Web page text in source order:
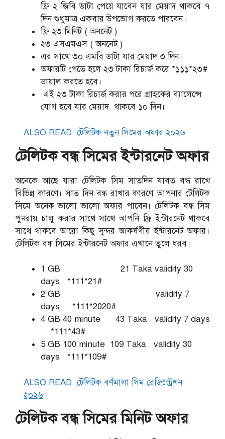
ফ্রি ২ জিবি ডাটা পেয়ে যাবেন যার মেয়াদ থাকবে ৭
দিন শুধুমাত্র একবার উপভোগ করতে পারবেন।
ফ্রি ২৩ মিনিট ( অননেট )
২৩ এসএমএস ( অননেট )
এর সাথে ৩০ এমবি ডাটা যার মেয়াদ ৩ দিন।
অফারটি পেতে হলে ২৩ টাকা রিচার্জ করে *১১১*২৩#
ডায়াল করতে হবে।
এই ২৩ টাকা রিচার্জ করার পরে গ্রাহকের ব্যালেন্সে
যোগ হবে যার মেয়াদ থাকবে ১০ দিন।
ALSO READ টেলিটক নতুন সিমের অফার ২০২৬
টেলিটক বন্ধ সিমের ইন্টারনেট অফার
অনেকে আছে যারা টেলিটক সিম সাতদিন যাবত বন্ধ রাখে
বিভিন্ন কারণে। সাত দিন বন্ধ রাখার কারণে আপনার টেলিটক
সিমে অনেক ভালো ভালো অফার পাবেন। টেলিটক বন্ধ সিম
পুনরায় চালু করার সাথে সাথে আপনি ফ্রি ইন্টারনেট থাকবে
সাথে থাকবে আরো কিছু সুন্দর আকর্ষণীয় ইন্টারনেট অফার।
টেলিটক বন্ধ সিমের ইন্টারনেট অফার এখানে তুলে ধরব।
1 GB 21 Taka validity 30
days *111*21#
2 GB validity 7
days *111*2020#
4 GB 40 minute 43 Taka validity 7 days
*111*43#
5 GB 100 minute 109 Taka validity 30
days *111*109#
ALSO READ টেলিটক বর্ণমালা সিম রেজিস্ট্রেশন
২০২৬
টেলিটক বন্ধ সিমের মিনিট অফার